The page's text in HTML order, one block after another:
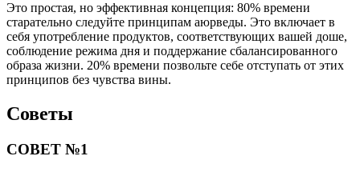
Это простая, но эффективная концепция: 80% времени
старательно следуйте принципам аюрведы. Это включает в
себя употребление продуктов, соответствующих вашей доше,
соблюдение режима дня и поддержание сбалансированного
образа жизни. 20% времени позвольте себе отступать от этих
принципов без чувства вины.
Советы
СОВЕТ №1